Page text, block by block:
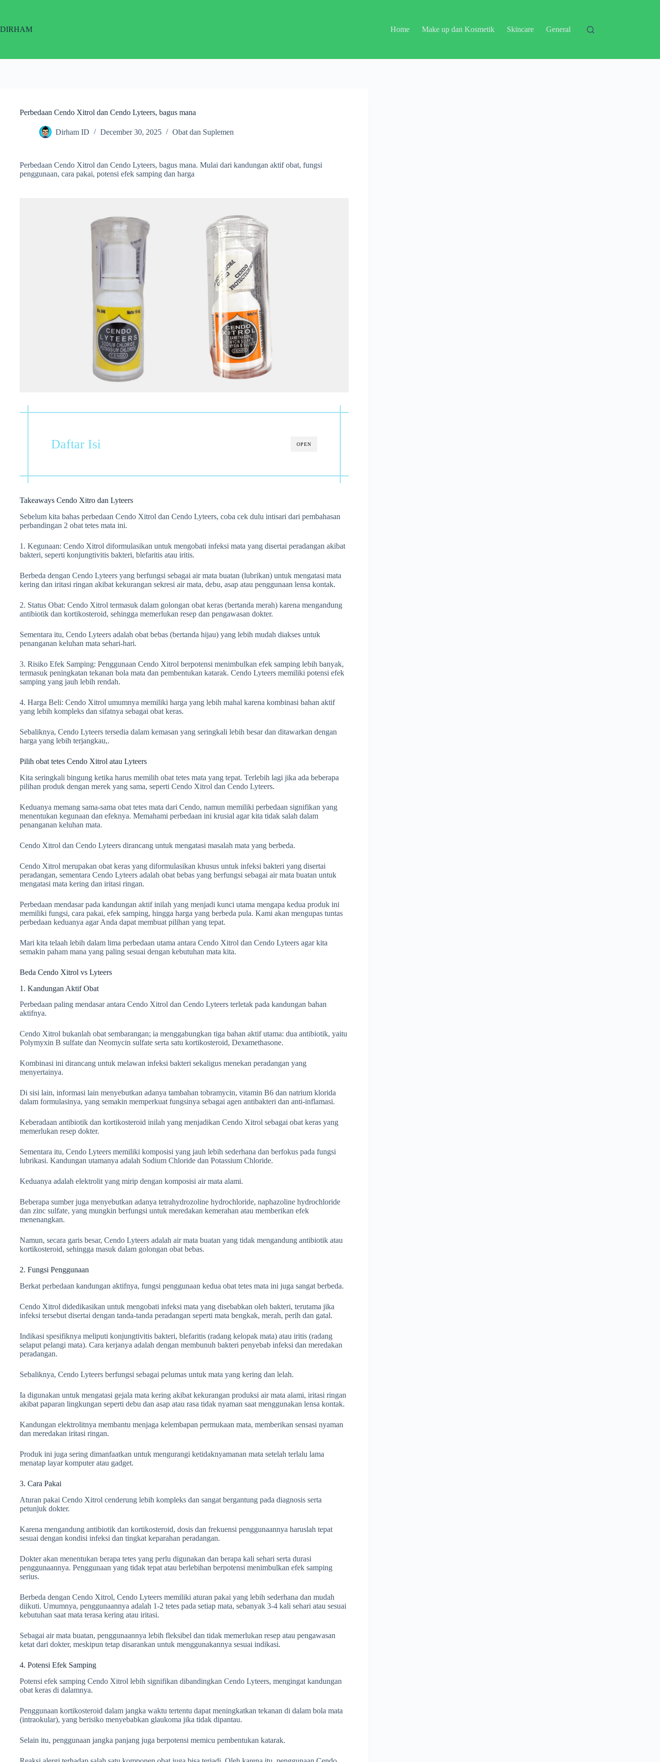
DIRHAM
Home Make up dan Kosmetik Skincare General
Perbedaan Cendo Xitrol dan Cendo Lyteers, bagus mana
Dirham ID December 30, 2025 Obat dan Suplemen
Perbedaan Cendo Xitrol dan Cendo Lyteers, bagus mana. Mulai dari kandungan aktif obat, fungsi
penggunaan, cara pakai, potensi efek samping dan harga
OPEN
Daftar Isi
Takeaways Cendo Xitro dan Lyteers
Sebelum kita bahas perbedaan Cendo Xitrol dan Cendo Lyteers, coba cek dulu intisari dari pembahasan
perbandingan 2 obat tetes mata ini.
1. Kegunaan: Cendo Xitrol diformulasikan untuk mengobati infeksi mata yang disertai peradangan akibat
bakteri, seperti konjungtivitis bakteri, blefaritis atau iritis.
Berbeda dengan Cendo Lyteers yang berfungsi sebagai air mata buatan (lubrikan) untuk mengatasi mata
kering dan iritasi ringan akibat kekurangan sekresi air mata, debu, asap atau penggunaan lensa kontak.
2. Status Obat: Cendo Xitrol termasuk dalam golongan obat keras (bertanda merah) karena mengandung
antibiotik dan kortikosteroid, sehingga memerlukan resep dan pengawasan dokter.
Sementara itu, Cendo Lyteers adalah obat bebas (bertanda hijau) yang lebih mudah diakses untuk
penanganan keluhan mata sehari-hari.
3. Risiko Efek Samping: Penggunaan Cendo Xitrol berpotensi menimbulkan efek samping lebih banyak,
termasuk peningkatan tekanan bola mata dan pembentukan katarak. Cendo Lyteers memiliki potensi efek
samping yang jauh lebih rendah.
4. Harga Beli: Cendo Xitrol umumnya memiliki harga yang lebih mahal karena kombinasi bahan aktif
yang lebih kompleks dan sifatnya sebagai obat keras.
Sebaliknya, Cendo Lyteers tersedia dalam kemasan yang seringkali lebih besar dan ditawarkan dengan
harga yang lebih terjangkau,.
Pilih obat tetes Cendo Xitrol atau Lyteers
Kita seringkali bingung ketika harus memilih obat tetes mata yang tepat. Terlebih lagi jika ada beberapa
pilihan produk dengan merek yang sama, seperti Cendo Xitrol dan Cendo Lyteers.
Keduanya memang sama-sama obat tetes mata dari Cendo, namun memiliki perbedaan signifikan yang
menentukan kegunaan dan efeknya. Memahami perbedaan ini krusial agar kita tidak salah dalam
penanganan keluhan mata.
Cendo Xitrol dan Cendo Lyteers dirancang untuk mengatasi masalah mata yang berbeda.
Cendo Xitrol merupakan obat keras yang diformulasikan khusus untuk infeksi bakteri yang disertai
peradangan, sementara Cendo Lyteers adalah obat bebas yang berfungsi sebagai air mata buatan untuk
mengatasi mata kering dan iritasi ringan.
Perbedaan mendasar pada kandungan aktif inilah yang menjadi kunci utama mengapa kedua produk ini
memiliki fungsi, cara pakai, efek samping, hingga harga yang berbeda pula. Kami akan mengupas tuntas
perbedaan keduanya agar Anda dapat membuat pilihan yang tepat.
Mari kita telaah lebih dalam lima perbedaan utama antara Cendo Xitrol dan Cendo Lyteers agar kita
semakin paham mana yang paling sesuai dengan kebutuhan mata kita.
Beda Cendo Xitrol vs Lyteers
1. Kandungan Aktif Obat
Perbedaan paling mendasar antara Cendo Xitrol dan Cendo Lyteers terletak pada kandungan bahan
aktifnya.
Cendo Xitrol bukanlah obat sembarangan; ia menggabungkan tiga bahan aktif utama: dua antibiotik, yaitu
Polymyxin B sulfate dan Neomycin sulfate serta satu kortikosteroid, Dexamethasone.
Kombinasi ini dirancang untuk melawan infeksi bakteri sekaligus menekan peradangan yang
menyertainya.
Di sisi lain, informasi lain menyebutkan adanya tambahan tobramycin, vitamin B6 dan natrium klorida
dalam formulasinya, yang semakin memperkuat fungsinya sebagai agen antibakteri dan anti-inflamasi.
Keberadaan antibiotik dan kortikosteroid inilah yang menjadikan Cendo Xitrol sebagai obat keras yang
memerlukan resep dokter.
Sementara itu, Cendo Lyteers memiliki komposisi yang jauh lebih sederhana dan berfokus pada fungsi
lubrikasi. Kandungan utamanya adalah Sodium Chloride dan Potassium Chloride.
Keduanya adalah elektrolit yang mirip dengan komposisi air mata alami.
Beberapa sumber juga menyebutkan adanya tetrahydrozoline hydrochloride, naphazoline hydrochloride
dan zinc sulfate, yang mungkin berfungsi untuk meredakan kemerahan atau memberikan efek
menenangkan.
Namun, secara garis besar, Cendo Lyteers adalah air mata buatan yang tidak mengandung antibiotik atau
kortikosteroid, sehingga masuk dalam golongan obat bebas.
2. Fungsi Penggunaan
Berkat perbedaan kandungan aktifnya, fungsi penggunaan kedua obat tetes mata ini juga sangat berbeda.
Cendo Xitrol didedikasikan untuk mengobati infeksi mata yang disebabkan oleh bakteri, terutama jika
infeksi tersebut disertai dengan tanda-tanda peradangan seperti mata bengkak, merah, perih dan gatal.
Indikasi spesifiknya meliputi konjungtivitis bakteri, blefaritis (radang kelopak mata) atau iritis (radang
selaput pelangi mata). Cara kerjanya adalah dengan membunuh bakteri penyebab infeksi dan meredakan
peradangan.
Sebaliknya, Cendo Lyteers berfungsi sebagai pelumas untuk mata yang kering dan lelah.
Ia digunakan untuk mengatasi gejala mata kering akibat kekurangan produksi air mata alami, iritasi ringan
akibat paparan lingkungan seperti debu dan asap atau rasa tidak nyaman saat menggunakan lensa kontak.
Kandungan elektrolitnya membantu menjaga kelembapan permukaan mata, memberikan sensasi nyaman
dan meredakan iritasi ringan.
Produk ini juga sering dimanfaatkan untuk mengurangi ketidaknyamanan mata setelah terlalu lama
menatap layar komputer atau gadget.
3. Cara Pakai
Aturan pakai Cendo Xitrol cenderung lebih kompleks dan sangat bergantung pada diagnosis serta
petunjuk dokter.
Karena mengandung antibiotik dan kortikosteroid, dosis dan frekuensi penggunaannya haruslah tepat
sesuai dengan kondisi infeksi dan tingkat keparahan peradangan.
Dokter akan menentukan berapa tetes yang perlu digunakan dan berapa kali sehari serta durasi
penggunaannya. Penggunaan yang tidak tepat atau berlebihan berpotensi menimbulkan efek samping
serius.
Berbeda dengan Cendo Xitrol, Cendo Lyteers memiliki aturan pakai yang lebih sederhana dan mudah
diikuti. Umumnya, penggunaannya adalah 1-2 tetes pada setiap mata, sebanyak 3-4 kali sehari atau sesuai
kebutuhan saat mata terasa kering atau iritasi.
Sebagai air mata buatan, penggunaannya lebih fleksibel dan tidak memerlukan resep atau pengawasan
ketat dari dokter, meskipun tetap disarankan untuk menggunakannya sesuai indikasi.
4. Potensi Efek Samping
Potensi efek samping Cendo Xitrol lebih signifikan dibandingkan Cendo Lyteers, mengingat kandungan
obat keras di dalamnya.
Penggunaan kortikosteroid dalam jangka waktu tertentu dapat meningkatkan tekanan di dalam bola mata
(intraokular), yang berisiko menyebabkan glaukoma jika tidak dipantau.
Selain itu, penggunaan jangka panjang juga berpotensi memicu pembentukan katarak.